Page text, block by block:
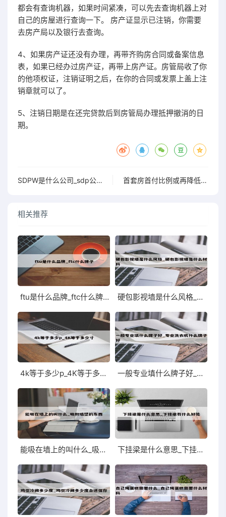
都会有查询机器，如果时间紧凑，可以先去查询机器上对
自己的房屋进行查询一下。 房产证显示已注销，你需要
去房产局以及银行去查询。
4、如果房产证还没有办理，再带齐购房合同或备案信息
表，如果已经办过房产证，再带上房产证。房管局收了你
的他项权证，注销证明之后，在你的合同或发票上盖上注
销章就可以了。
5、注销日期是在还完贷款后到房管局办理抵押撤消的日
期。
SDPW是什么公司_sdp公司 首套房首付比例或再降低住建部表态释放超预期积极信号
相关推荐
ftu是什么品牌_ftc什么牌子 硬包影视墙是什么风格_硬包影视墙是什么材料
4k等于多少p_4K等于多少寸 一般专业填什么牌子好_专业洗衣机什么牌子好
能吸在墙上的叫什么_吸附墙壁的东西 下挂梁是什么意思_下挂梁有什么好处